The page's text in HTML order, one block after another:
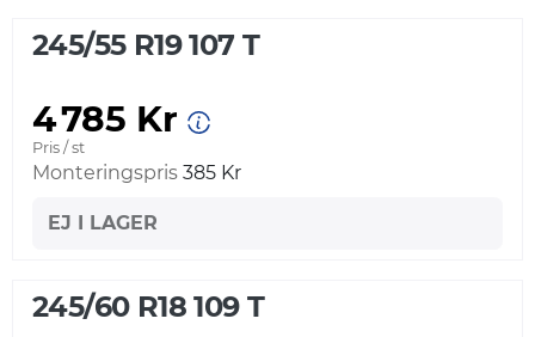
245/55 R19 107 T
4 785 Kr
Pris / st
Monteringspris 385 Kr
EJ I LAGER
245/60 R18 109 T